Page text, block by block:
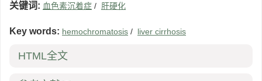
关键词: 血色素沉着症 / 肝硬化
Key words: hemochromatosis / liver cirrhosis
HTML全文